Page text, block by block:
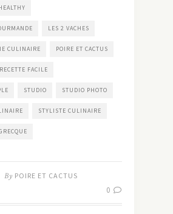
LES 2 VACHES
CULINAIRE POIRE ET CACTUS
RECETTE FACILE
STUDIO STUDIO PHOTO
STYLISTE CULINAIRE
By POIRE ET CACTUS
0